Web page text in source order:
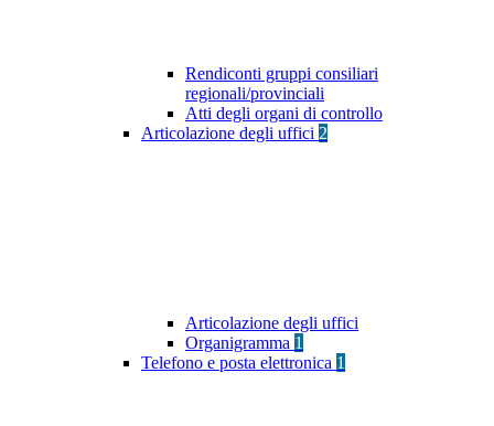
Rendiconti gruppi consiliari
regionali/provinciali
Atti degli organi di controllo
Articolazione degli uffici 2
Articolazione degli uffici
Organigramma 1
Telefono e posta elettronica 1